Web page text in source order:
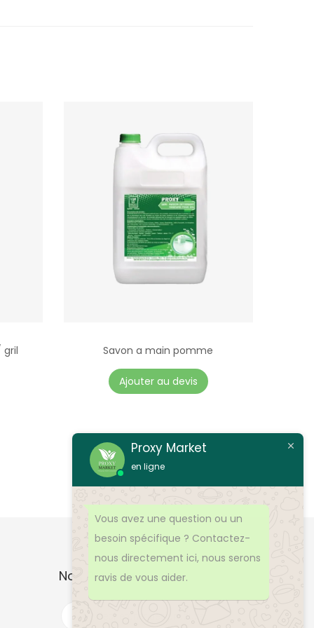
Savon a main pomme
Ajouter au devis
Nos Produits
Proxy Market
en ligne
Vous avez une question ou un
besoin spécifique ? Contactez-
nous directement ici, nous serons
ravis de vous aider.